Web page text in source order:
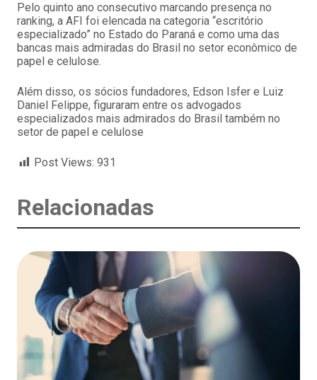
Pelo quinto ano consecutivo marcando presença no
ranking, a AFI foi elencada na categoria “escritório
especializado” no Estado do Paraná e como uma das
bancas mais admiradas do Brasil no setor econômico de
papel e celulose.
Além disso, os sócios fundadores, Edson Isfer e Luiz
Daniel Felippe, figuraram entre os advogados
especializados mais admirados do Brasil também no
setor de papel e celulose
Post Views: 931
Relacionadas